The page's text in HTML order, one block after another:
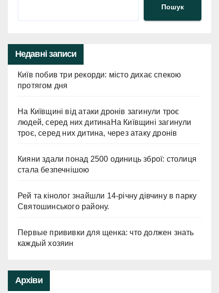
Пошук
Недавні записи
Київ побив три рекорди: місто дихає спекою
протягом дня
На Київщині від атаки дронів загинули троє
людей, серед них дитинаНа Київщині загинули
троє, серед них дитина, через атаку дронів
Кияни здали понад 2500 одиниць зброї: столиця
стала безпечнішою
Рей та кінолог знайшли 14-річну дівчину в парку
Святошинського району.
Первые прививки для щенка: что должен знать
каждый хозяин
Архіви